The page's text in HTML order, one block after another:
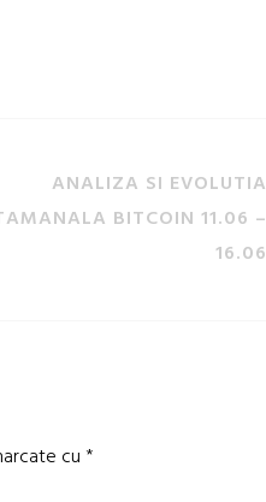
ANALIZA SI EVOLUTIA
BITCOIN 11.06 –
16.06
cu*